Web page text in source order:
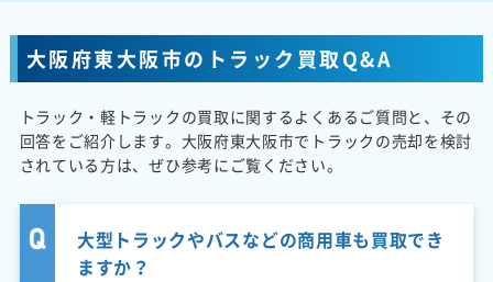
大阪府東大阪市のトラック買取Q&A
トラック・軽トラックの買取に関するよくあるご質問と、その
回答をご紹介します。大阪府東大阪市でトラックの売却を検討
されている方は、ぜひ参考にご覧ください。
大型トラックやバスなどの商用車も買取でき
ますか？